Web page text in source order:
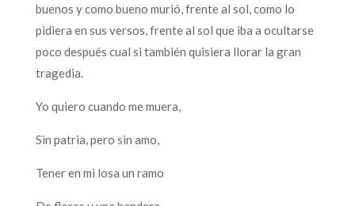
buenos y como bueno murió, frente al sol, como lo
pidiera en sus versos, frente al sol que iba a ocultarse
poco después cual si también quisiera llorar la gran
tragedia.
Yo quiero cuando me muera,
Sin patria, pero sin amo,
Tener en mi losa un ramo